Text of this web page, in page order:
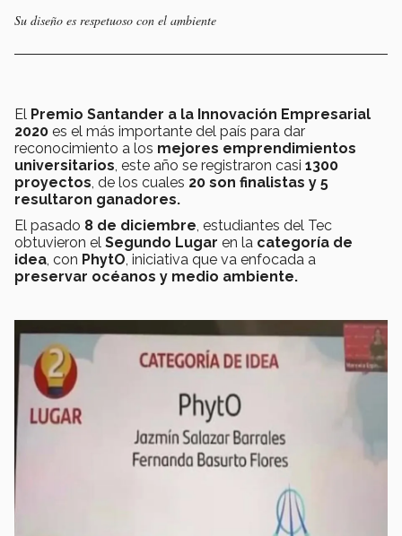
Su diseño es respetuoso con el ambiente
El Premio Santander a la Innovación Empresarial
2020 es el más importante del país para dar
reconocimiento a los mejores emprendimientos
universitarios, este año se registraron casi 1300
proyectos, de los cuales 20 son finalistas y 5
resultaron ganadores.
El pasado 8 de diciembre, estudiantes del Tec
obtuvieron el Segundo Lugar en la categoría de
idea, con PhytO, iniciativa que va enfocada a
preservar océanos y medio ambiente.